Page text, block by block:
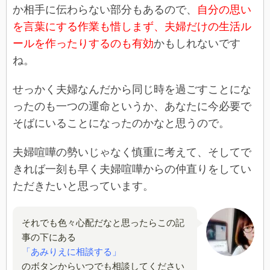
か相手に伝わらない部分もあるので、 自分の思い
を言葉にする作業も惜しまず、夫婦だけの生活ル
ールを作ったりするのも有効かもしれないです
ね。
せっかく夫婦なんだから同じ時を過ごすことにな
ったのも一つの運命というか、あなたに今必要で
そばにいることになったのかなと思うので。
夫婦喧嘩の勢いじゃなく慎重に考えて、そしてで
きれば一刻も早く夫婦喧嘩からの仲直りをしてい
ただきたいと思っています。
それでも色々心配だなと思ったらこの記
事の下にある
「あみりえに相談する」
のボタンからいつでも相談してください